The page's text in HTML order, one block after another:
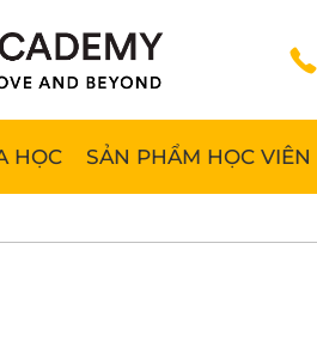
HỌC SẢN PHẨM HỌC VIÊN